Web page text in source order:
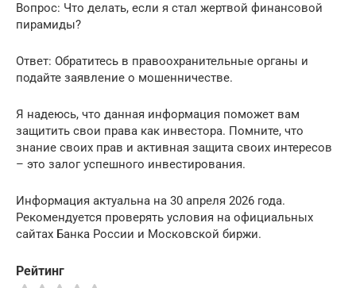
Вопрос: Что делать, если я стал жертвой финансовой
пирамиды?
Ответ: Обратитесь в правоохранительные органы и
подайте заявление о мошенничестве.
Я надеюсь, что данная информация поможет вам
защитить свои права как инвестора. Помните, что
знание своих прав и активная защита своих интересов
– это залог успешного инвестирования.
Информация актуальна на 30 апреля 2026 года.
Рекомендуется проверять условия на официальных
сайтах Банка России и Московской биржи.
Рейтинг